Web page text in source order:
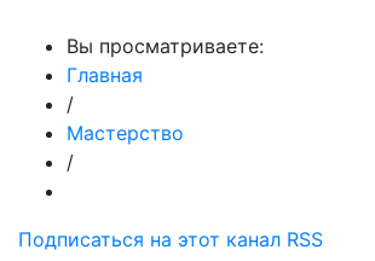
Вы просматриваете:
Главная
/
Мастерство
/
Подписаться на этот канал RSS